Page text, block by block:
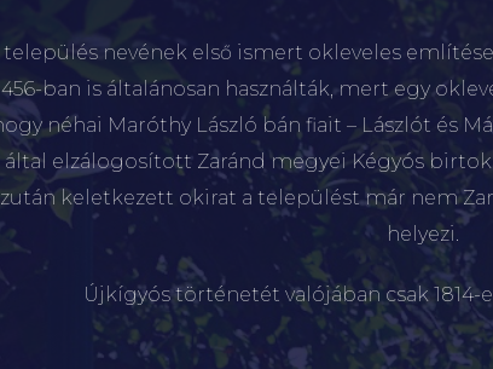
település nevének első ismert okleveles
ban is általánosan használták, mert egy
néhai Maróthy László bán fiait – Lászlót és
által elzálogosított Zaránd megyei Kégyós
keletkezett okirat a települést már nem
helyezi.
Újkígyós történetét valójában csak